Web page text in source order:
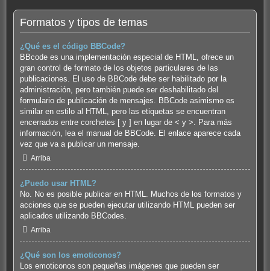
Formatos y tipos de temas
¿Qué es el código BBCode?
BBcode es una implementación especial de HTML, ofrece un
gran control de formato de los objetos particulares de las
publicaciones. El uso de BBCode debe ser habilitado por la
administración, pero también puede ser deshabilitado del
formulario de publicación de mensajes. BBCode asimismo es
similar en estilo al HTML, pero las etiquetas se encuentran
encerrados entre corchetes [ y ] en lugar de < y >. Para más
información, lea el manual de BBCode. El enlace aparece cada
vez que va a publicar un mensaje.
Arriba
¿Puedo usar HTML?
No. No es posible publicar en HTML. Muchos de los formatos y
acciones que se pueden ejecutar utilizando HTML pueden ser
aplicados utilizando BBCodes.
Arriba
¿Qué son los emoticonos?
Los emoticonos son pequeñas imágenes que pueden ser